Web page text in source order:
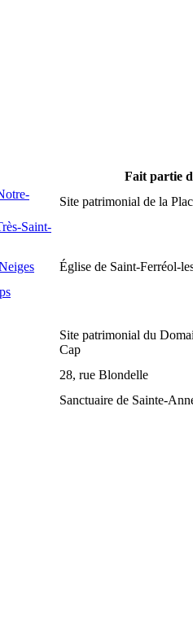
Fait partie
Site patrimonial de la
Saint-
Église de Saint-Ferréol-
Site patrimonial du
Cap
28, rue Blondelle
Sanctuaire de Sainte-